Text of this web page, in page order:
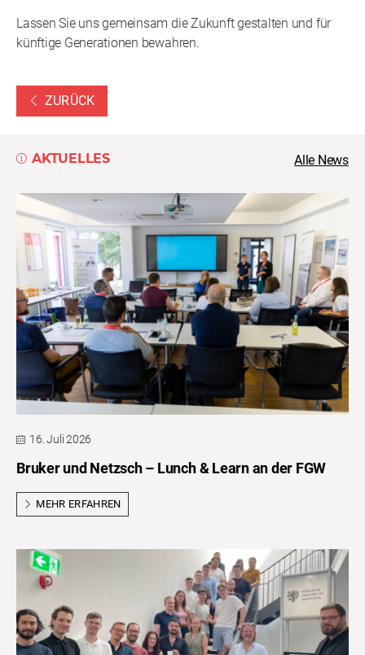
Lassen Sie uns gemeinsam die Zukunft gestalten und für
künftige Generationen bewahren.
ZURÜCK
AKTUELLES Alle News
16. Juli 2026
Bruker und Netzsch – Lunch & Learn an der FGW
MEHR ERFAHREN